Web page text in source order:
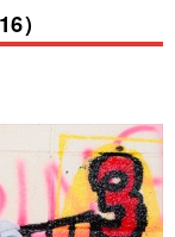
）